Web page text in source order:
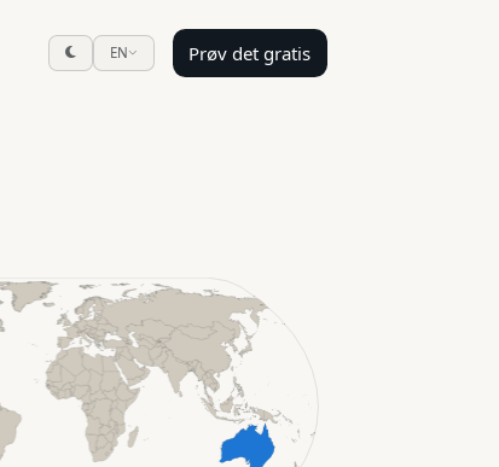
EN Prøv det gratis